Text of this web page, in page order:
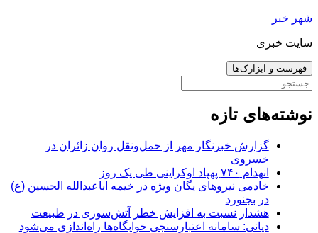
رفتن
نوشته‌ها
شهر خبر
سایت خبری
فهرست و ابزارک‌ها
جستجو
نوشته‌های تازه
گزارش خبرنگار مهر از حمل‌ونقل روان زائران در
خسروی
انهدام ۷۴۰ پهپاد اوکراینی طی یک روز
خادمی نیروهای یگان ویژه در خیمه اباعبدالله الحسین (ع)
در بجنورد
هشدار نسبت به افزایش خطر آتش‌سوزی در طبیعت
دیانی: سامانه اعتبارسنجی خوابگاه‌ها راه‌اندازی می‌شود